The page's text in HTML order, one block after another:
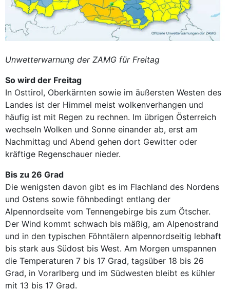
Unwetterwarnung der ZAMG für Freitag
So wird der Freitag
In Osttirol, Oberkärnten sowie im äußersten Westen des
Landes ist der Himmel meist wolkenverhangen und
häufig ist mit Regen zu rechnen. Im übrigen Österreich
wechseln Wolken und Sonne einander ab, erst am
Nachmittag und Abend gehen dort Gewitter oder
kräftige Regenschauer nieder.
Bis zu 26 Grad
Die wenigsten davon gibt es im Flachland des Nordens
und Ostens sowie föhnbedingt entlang der
Alpennordseite vom Tennengebirge bis zum Ötscher.
Der Wind kommt schwach bis mäßig, am Alpenostrand
und in den typischen Föhntälern alpennordseitig lebhaft
bis stark aus Südost bis West. Am Morgen umspannen
die Temperaturen 7 bis 17 Grad, tagsüber 18 bis 26
Grad, in Vorarlberg und im Südwesten bleibt es kühler
mit 13 bis 17 Grad.